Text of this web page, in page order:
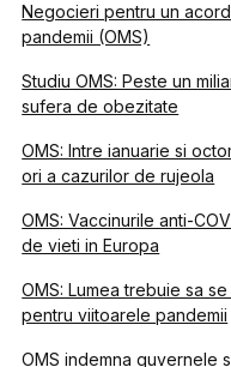
Negocieri pentru un
pandemii (OMS)
Studiu OMS: Peste un
sufera de obezitate
OMS: Intre ianuarie si
ori a cazurilor de rujeola
OMS: Vaccinurile anti-
de vieti in Europa
OMS: Lumea trebuie sa
pentru viitoarele pandemii
OMS indemna guvernele